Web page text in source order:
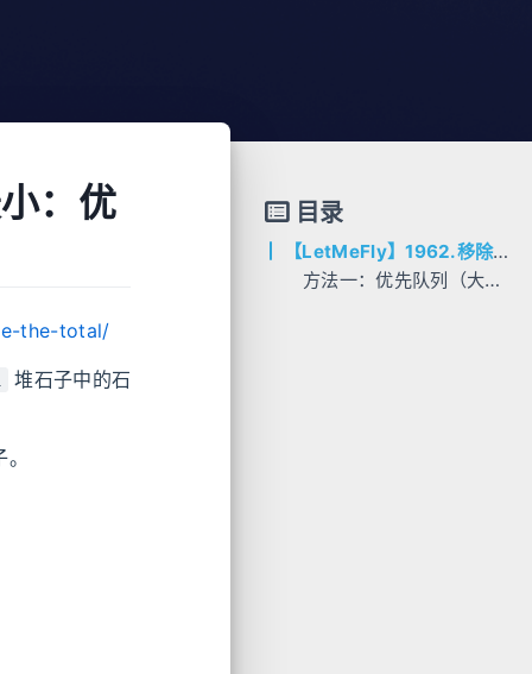
：优
the-total/
堆石子中的石
目录
【LetMeFly】1962.移除石子使总数最小：优先队列（大根堆）
方法一：优先队列（大根堆）